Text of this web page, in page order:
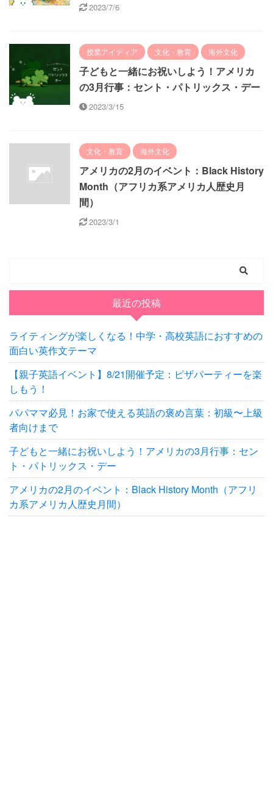
2023/7/6
授業アイディア 文化・教育 海外文化
子どもと一緒にお祝いしよう！アメリカ
の3月行事：セント・パトリックス・デー
2023/3/15
文化・教育 海外文化
アメリカの2月のイベント：Black History
Month（アフリカ系アメリカ人歴史月
間）
2023/3/1
最近の投稿
ライティングが楽しくなる！中学・高校英語におすすめの
面白い英作文テーマ
【親子英語イベント】8/21開催予定：ピザパーティーを楽
しもう！
パパママ必見！お家で使える英語の褒め言葉：初級〜上級
者向けまで
子どもと一緒にお祝いしよう！アメリカの3月行事：セン
ト・パトリックス・デー
アメリカの2月のイベント：Black History Month（アフリ
カ系アメリカ人歴史月間）